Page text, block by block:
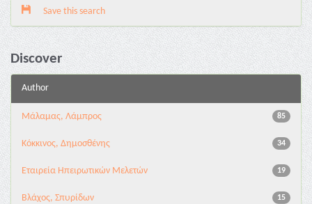
Save this search
Discover
Author
85
Μάλαμας, Λάμπρος
34
Κόκκινος, Δημοσθένης
19
Εταιρεία Ηπειρωτικών Μελετών
15
Βλάχος, Σπυρίδων